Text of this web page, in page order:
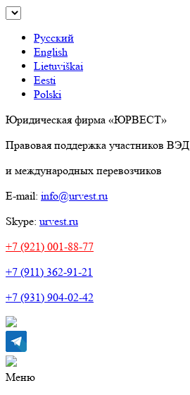
Русский
English
Lietuviškai
Eesti
Polski
Юридическая фирма «ЮРВЕСТ»
Правовая поддержка участников ВЭД
и международных перевозчиков
E-mail: info@urvest.ru
Skype: urvest.ru
+7 (921) 001-88-77
+7 (911) 362-91-21
+7 (931) 904-02-42
Меню